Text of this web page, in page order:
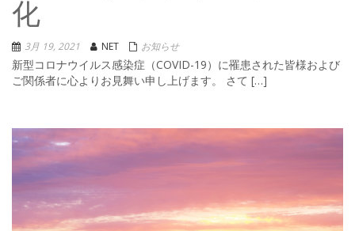
化
3月 19, 2021 NET お知らせ
新型コロナウイルス感染症（COVID-19）に罹患された皆様および
ご関係者に心よりお見舞い申し上げます。 さて […]